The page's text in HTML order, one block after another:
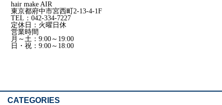
hair make AIR
東京都府中市宮西町2-13-4-1F
TEL：042-334-7227
定休日：火曜日休
営業時間
月～土：9:00～19:00
日・祝：9:00～18:00
CATEGORIES